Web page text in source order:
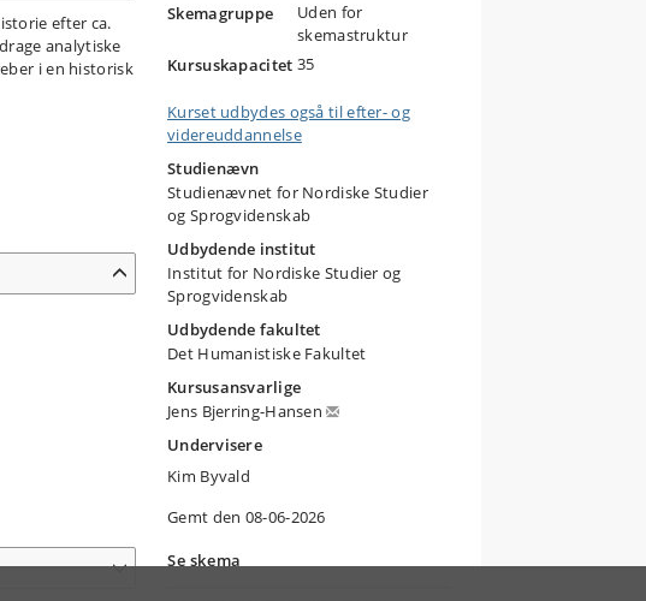
efter ca.
analytiske
i en historisk
Skemagruppe
Uden for
skemastruktur
Kursuskapacitet 35
Kurset udbydes også til efter- og
videreuddannelse
Studienævn
Studienævnet for Nordiske Studier
og Sprogvidenskab
Udbydende institut
Institut for Nordiske Studier og
Sprogvidenskab
Udbydende fakultet
Det Humanistiske Fakultet
Kursusansvarlige
Jens Bjerring-Hansen
Undervisere
Kim Byvald
Gemt den 08-06-2026
Se skema